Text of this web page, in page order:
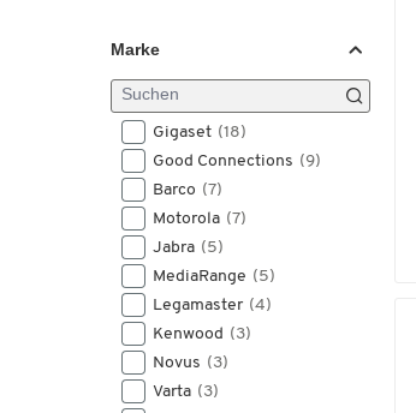
Marke
Gigaset (18)
Good Connections (9)
Barco (7)
Motorola (7)
Jabra (5)
MediaRange (5)
Legamaster (4)
Kenwood (3)
Novus (3)
Varta (3)